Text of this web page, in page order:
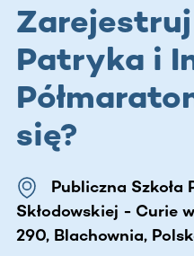
Patryka i
się?
Publiczna Szkoła
Skłodowskiej - Curie
290, Blachownia,